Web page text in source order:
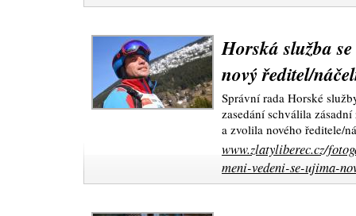
Horská služba
nový ředitel/
Správní rada Horské
zasedání schválila
a zvolila nového ředitele/
www.zlatyliberec.cz/
meni-vedeni-se-ujima-